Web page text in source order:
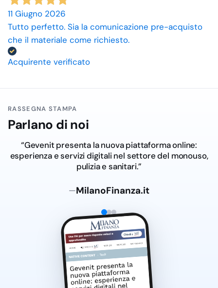
11 Giugno 2026
Tutto perfetto. Sia la comunicazione pre-acquisto
che il materiale come richiesto.
Acquirente verificato
RASSEGNA STAMPA
Parlano di noi
“Gevenit presenta la nuova piattaforma online:
esperienza e servizi digitali nel settore del monouso,
pulizia e sanitari.”
—MilanoFinanza.it